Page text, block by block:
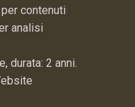
contenuti
analisi
durata: 2 anni.